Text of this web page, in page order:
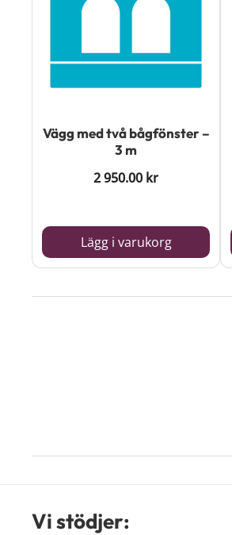
Vägg med två bågfönster –
3 m
2 950.00 kr
Lägg i varukorg
Vi stödjer: